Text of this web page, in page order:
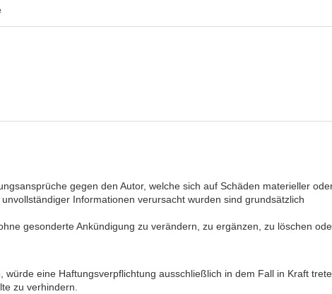
gegen den Autor, welche sich auf Schäden materieller
Informationen verursacht wurden sind grundsätzlich
gesonderte Ankündigung zu verändern, zu ergänzen, zu löschen
eine Haftungsverpflichtung ausschließlich in dem Fall in Kraft
zu verhindern.